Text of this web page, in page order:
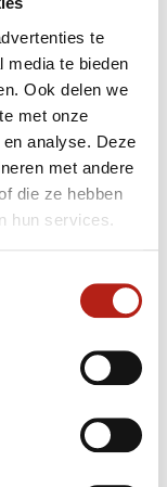
te
media te bieden
Ook delen we
met onze
analyse. Deze
met andere
die ze hebben
hun services.
bokken 100